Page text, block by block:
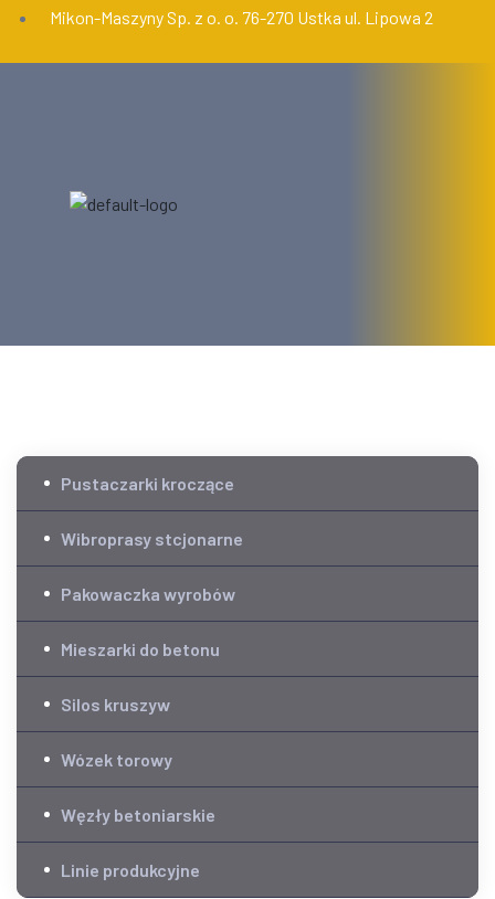
Mikon-Maszyny Sp. z o. o. 76-270 Ustka ul. Lipowa 2
Pustaczarki kroczące
Wibroprasy stcjonarne
Pakowaczka wyrobów
Mieszarki do betonu
Silos kruszyw
Wózek torowy
Węzły betoniarskie
Linie produkcyjne